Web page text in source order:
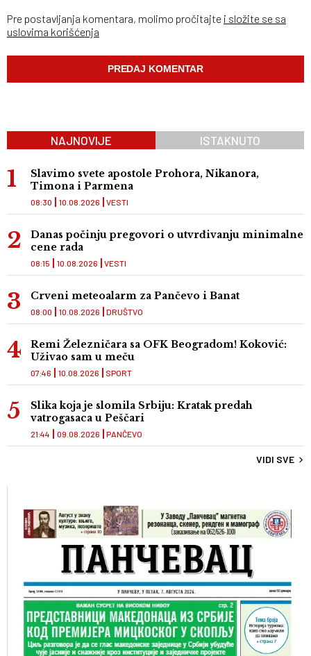
Pre postavljanja komentara, molimo pročitajte i složite se sa
uslovima korišćenja
NAJNOVIJE ISTAKNUTO
Slavimo svete apostole Prohora, Nikanora,
Timona i Parmena
VESTI
08:30 10.08.2026
Danas počinju pregovori o utvrđivanju minimalne
cene rada
VESTI
08:15 10.08.2026
Crveni meteoalarm za Pančevo i Banat
DRUŠTVO
08:00 10.08.2026
Remi Železničara sa OFK Beogradom! Koković:
Uživao sam u meču
SPORT
07:46 10.08.2026
Slika koja je slomila Srbiju: Kratak predah
vatrogasaca u Peščari
PANČEVO
21:44 09.08.2026
VIDI SVE